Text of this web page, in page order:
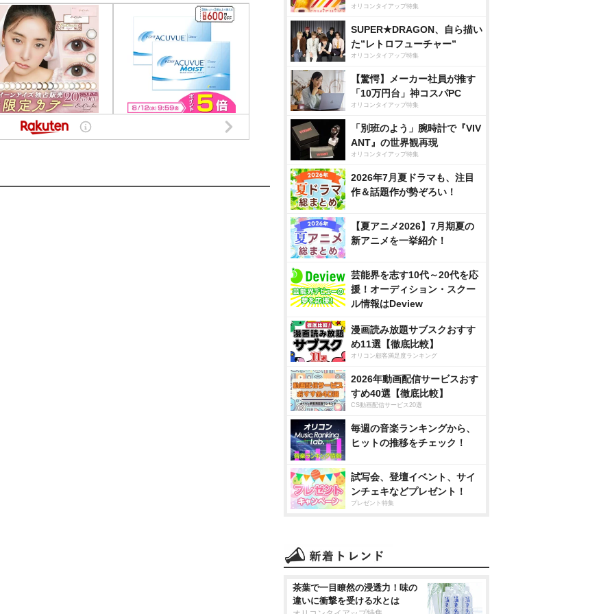
オリコンタイアップ特集
SUPER★DRAGON、自ら描い
た”レトロフューチャー”
オリコンタイアップ特集
【驚愕】メーカー社員が推す
「10万円台」神コスパPC
オリコンタイアップ特集
「別班のよう」腕時計で『VIV
ANT』の世界観再現
オリコンタイアップ特集
2026年7月夏ドラマも、注目
作＆話題作が勢ぞろい！
【夏アニメ2026】7月期夏の
新アニメを一挙紹介！
芸能界を志す10代～20代を応
援！オーディション・スクー
ル情報はDeview
漫画読み放題サブスクおすす
め11選【徹底比較】
オリコン顧客満足度ランキング
2026年動画配信サービスおす
すめ40選【徹底比較】
CS動画配信サービス20選
毎週の音楽ランキングから、
ヒットの推移をチェック！
試写会、登壇イベント、サイ
ンチェキなどプレゼント！
プレゼント特集
茶葉で一目瞭然の浸透力！味の
違いに衝撃を受ける水とは